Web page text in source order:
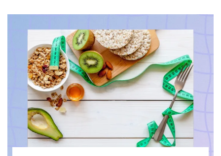
определиться со способом коррекции. У
глютеопластики и липофилинга есть свои
поклонники и критики, а мы рассказываем
об особенностях каждой из этих методик.